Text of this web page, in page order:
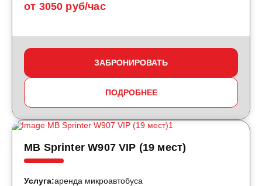
от 3050 руб/час
ЗАБРОНИРОВАТЬ
ПОДРОБНЕЕ
MB Sprinter W907 VIP (19 мест)
Услуга:аренда микроавтобуса